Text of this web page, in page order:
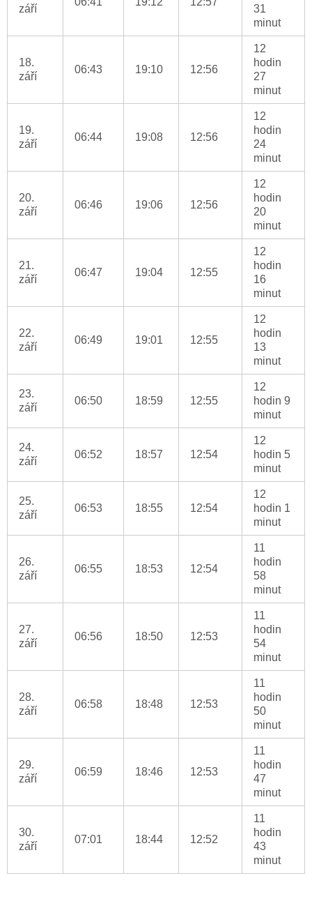
září
31
minut
18.
září
06:43 19:10 12:56
12
hodin
27
minut
19.
září
06:44 19:08 12:56
12
hodin
24
minut
20.
září
06:46 19:06 12:56
12
hodin
20
minut
21.
září
06:47 19:04 12:55
12
hodin
16
minut
22.
září
06:49 19:01 12:55
12
hodin
13
minut
23.
září
06:50 18:59 12:55
12
hodin 9
minut
24.
září
06:52 18:57 12:54
12
hodin 5
minut
25.
září
06:53 18:55 12:54
12
hodin 1
minut
26.
září
06:55 18:53 12:54
11
hodin
58
minut
27.
září
06:56 18:50 12:53
11
hodin
54
minut
28.
září
06:58 18:48 12:53
11
hodin
50
minut
29.
září
06:59 18:46 12:53
11
hodin
47
minut
30.
září
07:01 18:44 12:52
11
hodin
43
minut